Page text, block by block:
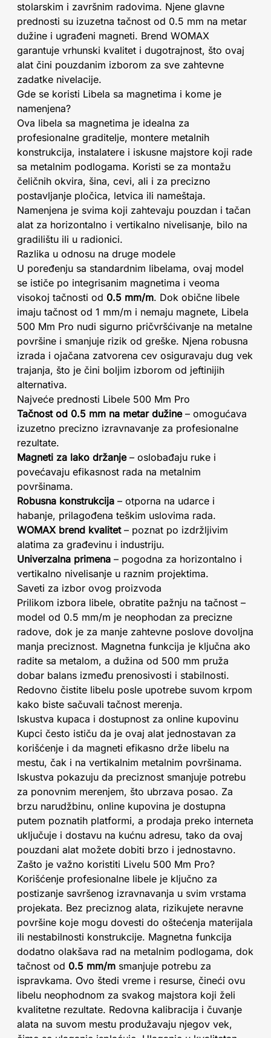
stolarskim i završnim radovima. Njene glavne
prednosti su izuzetna tačnost od 0.5 mm na metar
dužine i ugrađeni magneti. Brend WOMAX
garantuje vrhunski kvalitet i dugotrajnost, što ovaj
alat čini pouzdanim izborom za sve zahtevne
zadatke nivelacije.
Gde se koristi Libela sa magnetima i kome je
namenjena?
Ova libela sa magnetima je idealna za
profesionalne graditelje, montere metalnih
konstrukcija, instalatere i iskusne majstore koji rade
sa metalnim podlogama. Koristi se za montažu
čeličnih okvira, šina, cevi, ali i za precizno
postavljanje pločica, letvica ili nameštaja.
Namenjena je svima koji zahtevaju pouzdan i tačan
alat za horizontalno i vertikalno nivelisanje, bilo na
gradilištu ili u radionici.
Razlika u odnosu na druge modele
U poređenju sa standardnim libelama, ovaj model
se ističe po integrisanim magnetima i veoma
visokoj tačnosti od 0.5 mm/m. Dok obične libele
imaju tačnost od 1 mm/m i nemaju magnete, Libela
500 Mm Pro nudi sigurno pričvršćivanje na metalne
površine i smanjuje rizik od greške. Njena robusna
izrada i ojačana zatvorena cev osiguravaju dug vek
trajanja, što je čini boljim izborom od jeftinijih
alternativa.
Najveće prednosti Libele 500 Mm Pro
Tačnost od 0.5 mm na metar dužine– omogućava
izuzetno precizno izravnavanje za profesionalne
rezultate.
Magneti za lako držanje– oslobađaju ruke i
povećavaju efikasnost rada na metalnim
površinama.
Robusna konstrukcija – otporna na udarce i
habanje, prilagođena teškim uslovima rada.
WOMAX brend kvalitet– poznat po izdržljivim
alatima za građevinu i industriju.
Univerzalna primena – pogodna za horizontalno i
vertikalno nivelisanje u raznim projektima.
Saveti za izbor ovog proizvoda
Prilikom izbora libele, obratite pažnju na tačnost –
model od 0.5 mm/m je neophodan za precizne
radove, dok je za manje zahtevne poslove dovoljna
manja preciznost. Magnetna funkcija je ključna ako
radite sa metalom, a dužina od 500 mm pruža
dobar balans između prenosivosti i stabilnosti.
Redovno čistite libelu posle upotrebe suvom krpom
kako biste sačuvali tačnost merenja.
Iskustva kupaca i dostupnost za online kupovinu
Kupci često ističu da je ovaj alat jednostavan za
korišćenje i da magneti efikasno drže libelu na
mestu, čak i na vertikalnim metalnim površinama.
Iskustva pokazuju da preciznost smanjuje potrebu
za ponovnim merenjem, što ubrzava posao. Za
brzu narudžbinu, online kupovina je dostupna
putem poznatih platformi, a prodaja preko interneta
uključuje i dostavu na kućnu adresu, tako da ovaj
pouzdani alat možete dobiti brzo i jednostavno.
Zašto je važno koristiti Livelu 500 Mm Pro?
Korišćenje profesionalne libele je ključno za
postizanje savršenog izravnavanja u svim vrstama
projekata. Bez preciznog alata, rizikujete neravne
površine koje mogu dovesti do oštećenja materijala
ili nestabilnosti konstrukcije. Magnetna funkcija
dodatno olakšava rad na metalnim podlogama, dok
tačnost od 0.5 mm/m smanjuje potrebu za
ispravkama. Ovo štedi vreme i resurse, čineći ovu
libelu neophodnom za svakog majstora koji želi
kvalitetne rezultate. Redovna kalibracija i čuvanje
alata na suvom mestu produžavaju njegov vek,